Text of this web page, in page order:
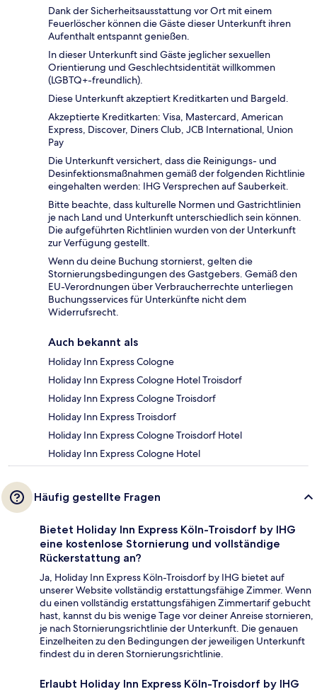
Dank der Sicherheitsausstattung vor Ort mit einem
Feuerlöscher können die Gäste dieser Unterkunft ihren
Aufenthalt entspannt genießen.
In dieser Unterkunft sind Gäste jeglicher sexuellen
Orientierung und Geschlechtsidentität willkommen
(LGBTQ+-freundlich).
Diese Unterkunft akzeptiert Kreditkarten und Bargeld.
Akzeptierte Kreditkarten: Visa, Mastercard, American
Express, Discover, Diners Club, JCB International, Union
Pay
Die Unterkunft versichert, dass die Reinigungs- und
Desinfektionsmaßnahmen gemäß der folgenden Richtlinie
eingehalten werden: IHG Versprechen auf Sauberkeit.
Bitte beachte, dass kulturelle Normen und Gastrichtlinien
je nach Land und Unterkunft unterschiedlich sein können.
Die aufgeführten Richtlinien wurden von der Unterkunft
zur Verfügung gestellt.
Wenn du deine Buchung stornierst, gelten die
Stornierungsbedingungen des Gastgebers. Gemäß den
EU-Verordnungen über Verbraucherrechte unterliegen
Buchungsservices für Unterkünfte nicht dem
Widerrufsrecht.
Auch bekannt als
Holiday Inn Express Cologne
Holiday Inn Express Cologne Hotel Troisdorf
Holiday Inn Express Cologne Troisdorf
Holiday Inn Express Troisdorf
Holiday Inn Express Cologne Troisdorf Hotel
Holiday Inn Express Cologne Hotel
Häufig gestellte Fragen
Bietet Holiday Inn Express Köln-Troisdorf by IHG
eine kostenlose Stornierung und vollständige
Rückerstattung an?
Ja, Holiday Inn Express Köln-Troisdorf by IHG bietet auf
unserer Website vollständig erstattungsfähige Zimmer. Wenn
du einen vollständig erstattungsfähigen Zimmertarif gebucht
hast, kannst du bis wenige Tage vor deiner Anreise stornieren,
je nach Stornierungsrichtlinie der Unterkunft. Die genauen
Einzelheiten zu den Bedingungen der jeweiligen Unterkunft
findest du in deren Stornierungsrichtlinie.
Erlaubt Holiday Inn Express Köln-Troisdorf by IHG